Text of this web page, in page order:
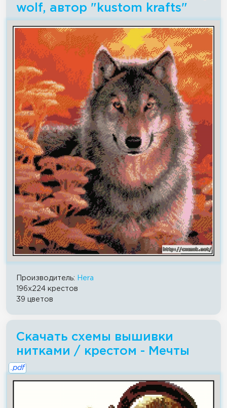
wolf, автор "kustom krafts"
Производитель:
Hera
196x224 крестов
39 цветов
Скачать схемы вышивки
нитками / крестом - Мечты
.pdf